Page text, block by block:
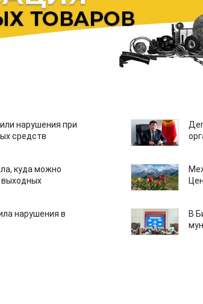
нарушения при
средств
куда можно
выходных
нарушения в
В